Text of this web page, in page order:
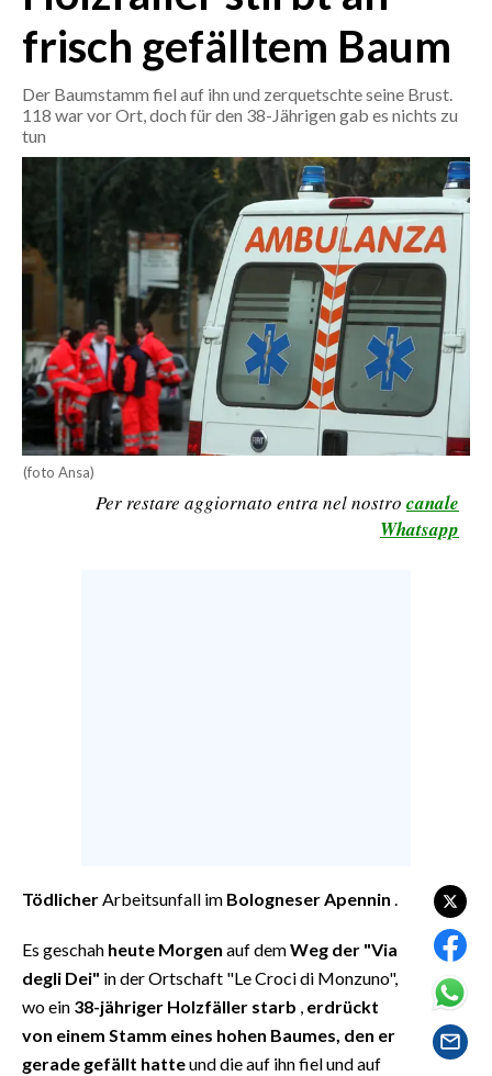
MONDO
POLITICA
LAVORO
BANDI
SPORT IN SARDEGNA
SPORT
RISULTATI E CLASSIFICHE
CALCIO
NOTIZIE
#CARAUNIONE
INSULARITÀ
frisch gefälltem Baum
Der Baumstamm fiel auf ihn und zerquetschte seine Brust.
118 war vor Ort, doch für den 38-Jährigen gab es nichts zu
tun
(foto Ansa)
Per restare aggiornato entra nel nostro canale
Whatsapp
Tödlicher Arbeitsunfall im Bologneser Apennin
Es geschah heute Morgen auf demWeg der "Via
degli Dei" in der Ortschaft "Le Croci di Monzuno",
wo ein 38-jähriger Holzfäller starb erdrückt
von einem Stamm eines hohen Baumes, den er
gerade gefällt hatteund die auf ihn fiel und auf